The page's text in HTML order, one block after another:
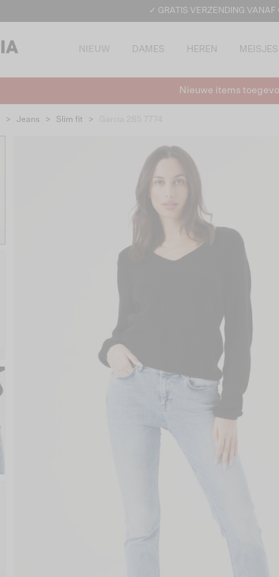
✓ GRATIS VERZENDING VANAF
NIEUW DAMES HEREN MEISJES
Nieuwe items
> Jeans > Slim fit >